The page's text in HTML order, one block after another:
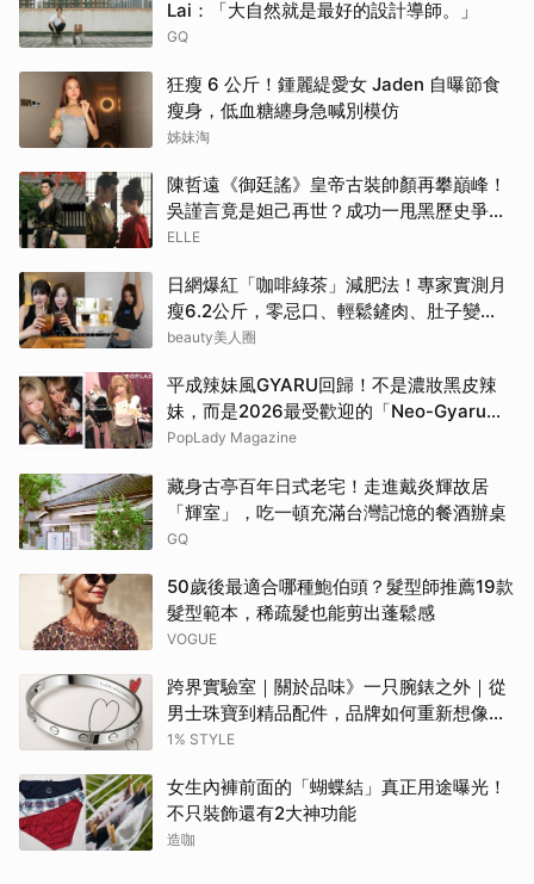
Lai：「大自然就是最好的設計導師。」
GQ
狂瘦 6 公斤！鍾麗緹愛女 Jaden 自曝節食
瘦身，低血糖纏身急喊別模仿
姊妹淘
陳哲遠《御廷謠》皇帝古裝帥顏再攀巔峰！
吳謹言竟是妲己再世？成功一甩黑歷史爭議
| ELLE
ELLE
日網爆紅「咖啡綠茶」減肥法！專家實測月
瘦6.2公斤，零忌口、輕鬆鏟肉、肚子變
小！
beauty美人圈
平成辣妹風GYARU回歸！不是濃妝黑皮辣
妹，而是2026最受歡迎的「Neo-Gyaru」
穿搭，把平成DNA穿進日常
PopLady Magazine
藏身古亭百年日式老宅！走進戴炎輝故居
「輝室」，吃一頓充滿台灣記憶的餐酒辦桌
GQ
50歲後最適合哪種鮑伯頭？髮型師推薦19款
髮型範本，稀疏髮也能剪出蓬鬆感
VOGUE
跨界實驗室｜關於品味》一只腕錶之外｜從
男士珠寶到精品配件，品牌如何重新想像當
代男性？
1% STYLE
女生內褲前面的「蝴蝶結」真正用途曝光！
不只裝飾還有2大神功能
造咖